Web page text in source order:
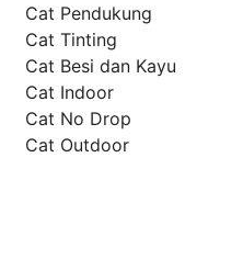
Cat Pendukung
Cat Tinting
Cat Besi dan Kayu
Cat Indoor
Cat No Drop
Cat Outdoor